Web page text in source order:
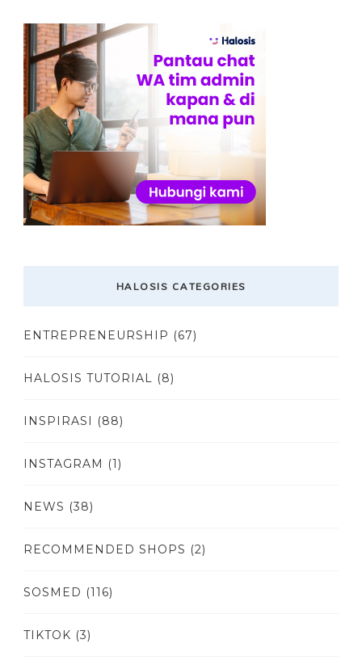
HALOSIS CATEGORIES
ENTREPRENEURSHIP (67)
HALOSIS TUTORIAL (8)
INSPIRASI (88)
INSTAGRAM (1)
NEWS (38)
RECOMMENDED SHOPS (2)
SOSMED (116)
TIKTOK (3)